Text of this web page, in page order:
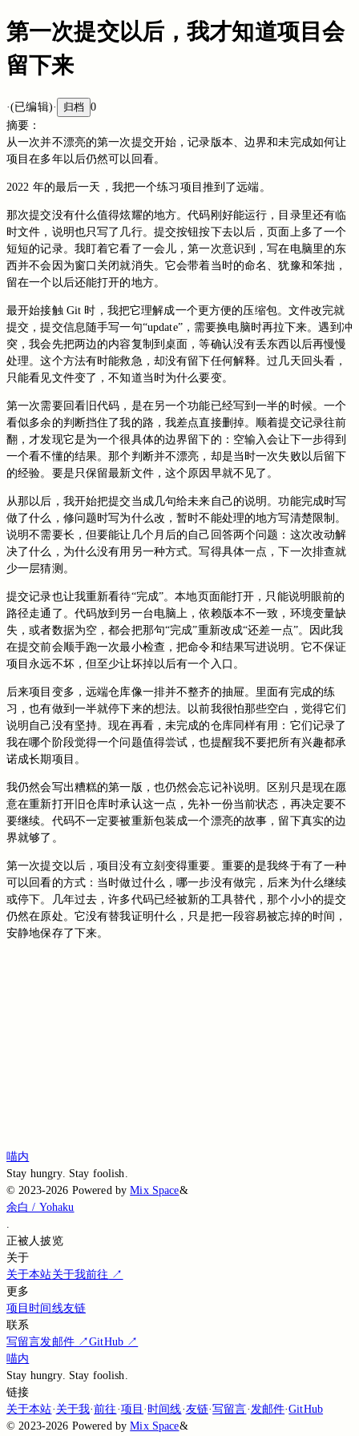
第一次提交以后，我才知道项目会
留下来
·(已编辑)· 归档 0
摘要：
从一次并不漂亮的第一次提交开始，记录版本、边界和未完成如何让
项目在多年以后仍然可以回看。
2022 年的最后一天，我把一个练习项目推到了远端。
那次提交没有什么值得炫耀的地方。代码刚好能运行，目录里还有临
时文件，说明也只写了几行。提交按钮按下去以后，页面上多了一个
短短的记录。我盯着它看了一会儿，第一次意识到，写在电脑里的东
西并不会因为窗口关闭就消失。它会带着当时的命名、犹豫和笨拙，
留在一个以后还能打开的地方。
最开始接触 Git 时，我把它理解成一个更方便的压缩包。文件改完就
提交，提交信息随手写一句“update”，需要换电脑时再拉下来。遇到冲
突，我会先把两边的内容复制到桌面，等确认没有丢东西以后再慢慢
处理。这个方法有时能救急，却没有留下任何解释。过几天回头看，
只能看见文件变了，不知道当时为什么要变。
第一次需要回看旧代码，是在另一个功能已经写到一半的时候。一个
看似多余的判断挡住了我的路，我差点直接删掉。顺着提交记录往前
翻，才发现它是为一个很具体的边界留下的：空输入会让下一步得到
一个看不懂的结果。那个判断并不漂亮，却是当时一次失败以后留下
的经验。要是只保留最新文件，这个原因早就不见了。
从那以后，我开始把提交当成几句给未来自己的说明。功能完成时写
做了什么，修问题时写为什么改，暂时不能处理的地方写清楚限制。
说明不需要长，但要能让几个月后的自己回答两个问题：这次改动解
决了什么，为什么没有用另一种方式。写得具体一点，下一次排查就
少一层猜测。
提交记录也让我重新看待“完成”。本地页面能打开，只能说明眼前的
路径走通了。代码放到另一台电脑上，依赖版本不一致，环境变量缺
失，或者数据为空，都会把那句“完成”重新改成“还差一点”。因此我
在提交前会顺手跑一次最小检查，把命令和结果写进说明。它不保证
项目永远不坏，但至少让坏掉以后有一个入口。
后来项目变多，远端仓库像一排并不整齐的抽屉。里面有完成的练
习，也有做到一半就停下来的想法。以前我很怕那些空白，觉得它们
说明自己没有坚持。现在再看，未完成的仓库同样有用：它们记录了
我在哪个阶段觉得一个问题值得尝试，也提醒我不要把所有兴趣都承
诺成长期项目。
我仍然会写出糟糕的第一版，也仍然会忘记补说明。区别只是现在愿
意在重新打开旧仓库时承认这一点，先补一份当前状态，再决定要不
要继续。代码不一定要被重新包装成一个漂亮的故事，留下真实的边
界就够了。
第一次提交以后，项目没有立刻变得重要。重要的是我终于有了一种
可以回看的方式：当时做过什么，哪一步没有做完，后来为什么继续
或停下。几年过去，许多代码已经被新的工具替代，那个小小的提交
仍然在原处。它没有替我证明什么，只是把一段容易被忘掉的时间，
安静地保存了下来。
喵内
Stay hungry. Stay foolish.
© 2023-2026 Powered by Mix Space&
余白 / Yohaku
正被 人披览
关于
关于本站关于我前往 ↗
更多
项目 时间线友链
联系
写留言发邮件↗GitHub↗
喵内
Stay hungry. Stay foolish.
链接
关于本站· 关于我·前往 ·项目 · 时间线·友链·写留言· 发邮件·GitHub
© 2023-2026 Powered by Mix Space&